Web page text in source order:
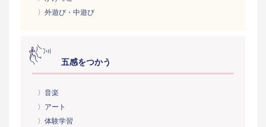
〉外遊び・中遊び
五感をつかう
〉音楽
〉アート
〉体験学習